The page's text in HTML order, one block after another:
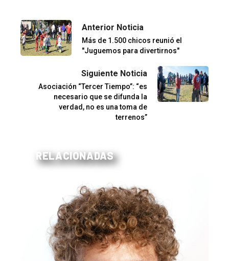
Anterior Noticia
Más de 1.500 chicos reunió el
"Juguemos para divertirnos"
Siguiente Noticia
Asociación “Tercer Tiempo”: “es
necesario que se difunda la
verdad, no es una toma de
terrenos”
RELACIONADAS